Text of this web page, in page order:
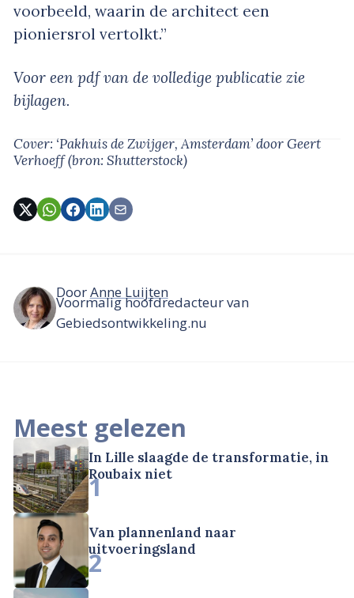
voorbeeld, waarin de architect een
pioniersrol vertolkt.”
Voor een pdf van de volledige publicatie zie
bijlagen.
Cover: ‘Pakhuis de Zwijger, Amsterdam’door Geert
Verhoeff(bron: Shutterstock)
DoorAnne Luijten
Voormalig hoofdredacteur van
Gebiedsontwikkeling.nu
Meest gelezen
In Lille slaagde de transformatie, in
Roubaix niet
1
Van plannenland naar
uitvoeringsland
2